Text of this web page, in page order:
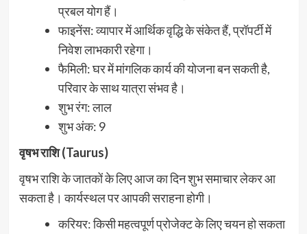
प्रबल योग हैं।
फाइनेंस: व्यापार में आर्थिक वृद्धि के संकेत हैं, प्रॉपर्टी में
निवेश लाभकारी रहेगा।
फैमिली: घर में मांगलिक कार्य की योजना बन सकती है,
परिवार के साथ यात्रा संभव है।
शुभ रंग: लाल
शुभ अंक: 9
वृषभ राशि (Taurus)
वृषभ राशि के जातकों के लिए आज का दिन शुभ समाचार लेकर आ
सकता है। कार्यस्थल पर आपकी सराहना होगी।
करियर: किसी महत्वपूर्ण प्रोजेक्ट के लिए चयन हो सकता